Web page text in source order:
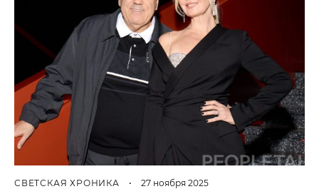
СВЕТСКАЯ ХРОНИКА • 27 ноября 2025